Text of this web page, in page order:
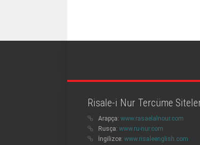
Risale-i Nur Tercüme
Arapça: www.rasaelalnour.com
Rusça: www.ru-nur.com
İngilizce: www.risaleenglish.com